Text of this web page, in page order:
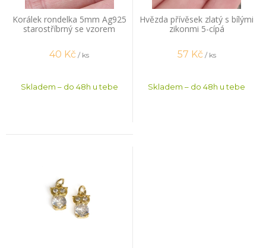
Korálek rondelka 5mm Ag925
starostříbrný se vzorem
40 Kč / ks
Skladem – do 48h u tebe
Hvězda přívěsek zlatý s bílými
zikonmi 5-cípá
57 Kč / ks
Skladem – do 48h u tebe